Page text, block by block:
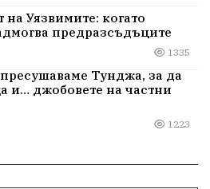
Уязвимите: когато
предразсъдъците
1335
Тунджа, за да
и… джобовете на частни
1223